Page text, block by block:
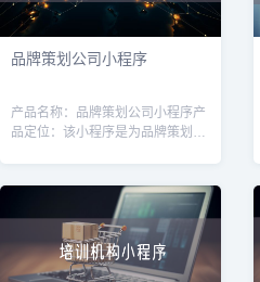
品牌策划公司小程序
产品名称：品牌策划公司小程序产
品定位：该小程序是为品牌策划公
务，并与客户保持有效的沟通和合